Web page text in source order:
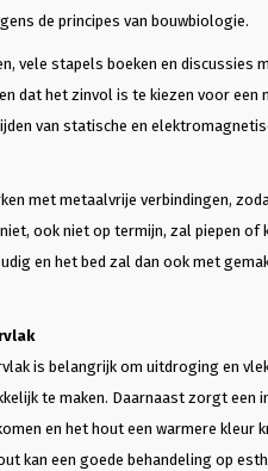
de principes van bouwbiologie.
vele stapels boeken en discussies
dat het zinvol is te kiezen voor een
van statische en
met metaalvrije verbindingen,
ook niet op termijn, zal piepen of
en het bed zal dan ook met
is belangrijk om uitdroging en
te maken. Daarnaast zorgt een
en het hout een warmere kleur
kan een goede behandeling op
steeds erg blij
milieubewust
onderneming
bestudeerd,
informatie die